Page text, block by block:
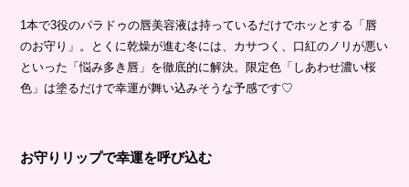
1本で3役のパラドゥの唇美容液は持っているだけでホッとする「唇
のお守り」。とくに乾燥が進む冬には、カサつく、口紅のノリが悪い
といった「悩み多き唇」を徹底的に解決。限定色「しあわせ濃い桜
色」は塗るだけで幸運が舞い込みそうな予感です♡
お守りリップで幸運を呼び込む